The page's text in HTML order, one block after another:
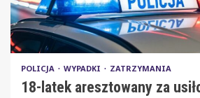
POLICJA WYPADKI ZATRZYMANIA
18-latek aresztowany za